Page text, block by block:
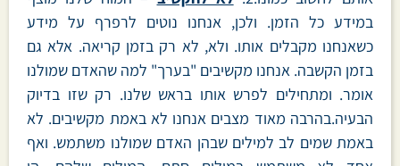
במידע כל הזמן. ולכן, אנחנו נוטים לרפרף על מידע
כשאנחנו מקבלים אותו. ולא, לא רק בזמן קריאה. אלא גם
בזמן הקשבה. אנחנו מקשיבים "בערך" למה שהאדם שמולנו
אומר. ומתחילים לפרש אותו בראש שלנו. רק שזו בדיוק
הבעיה.בהרבה מאוד מצבים אנחנו לא באמת מקשיבים. לא
באמת שמים לב למילים שבהן האדם שמולנו משתמש. ואף